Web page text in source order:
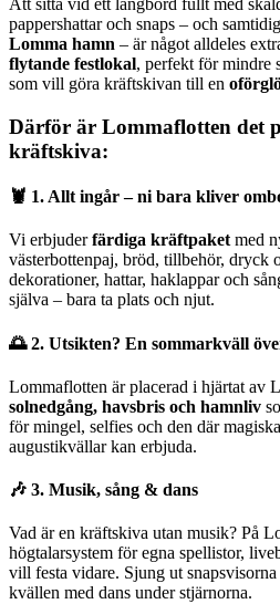
Att sitta vid ett långbord fullt med
pappershattar och snaps – och
Lomma hamn – är något alldeles
flytande festlokal, perfekt för mindre
som vill göra kräftskivan till en
Därför är Lommaflotten det
kräftskiva:
🦞 1. Allt ingår – ni bara kliver
Vi erbjuderfärdiga kräftpaket med
västerbottenpaj, bröd, tillbehör, dryck
dekorationer, hattar, haklappar och
själva – bara ta plats och njut.
🌅 2. Utsikten? En sommarkväll
Lommaflotten är placerad i hjärtat av
solnedgång, havsbris och hamnliv
för mingel, selfies och den där
augustikvällar kan erbjuda.
🎶 3. Musik, sång & dans
Vad är en kräftskiva utan musik? På
högtalarsystem för egna spellistor,
vill festa vidare. Sjung ut
kvällen med dans under stjärnorna.